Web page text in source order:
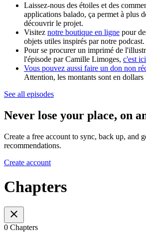
Laissez-nous des étoiles et des
applications balado, ça permet à plus
découvrir le projet.
Visitez notre boutique en ligne pour
objets utiles inspirés par notre podcast.
Pour se procurer un imprimé de
l'épisode par Camille Limoges, c'est
Vous pouvez aussi faire un don non
Attention, les montants sont en dollars
See all episodes
Never lose your place, on
Create a free account to sync, back up, and
recommendations.
Create account
Chapters
0 Chapters